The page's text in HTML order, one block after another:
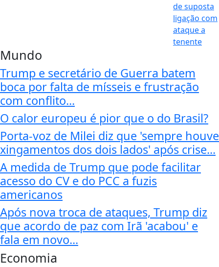
Mundo
Trump e secretário de Guerra batem
boca por falta de mísseis e frustração
com conflito...
O calor europeu é pior que o do Brasil?
Porta-voz de Milei diz que 'sempre houve
xingamentos dos dois lados' após crise...
A medida de Trump que pode facilitar
acesso do CV e do PCC a fuzis
americanos
Após nova troca de ataques, Trump diz
que acordo de paz com Irã 'acabou' e
fala em novo...
Economia